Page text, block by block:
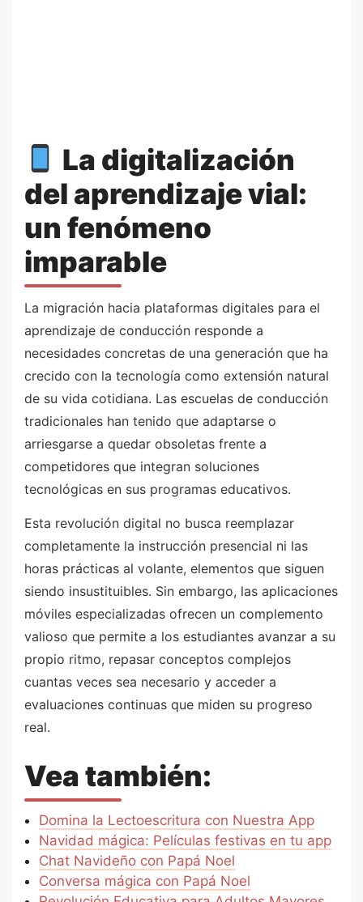
La digitalización
del aprendizaje vial:
un fenómeno
imparable
La migración hacia plataformas digitales para el
aprendizaje de conducción responde a
necesidades concretas de una generación que ha
crecido con la tecnología como extensión natural
de su vida cotidiana. Las escuelas de conducción
tradicionales han tenido que adaptarse o
arriesgarse a quedar obsoletas frente a
competidores que integran soluciones
tecnológicas en sus programas educativos.
Esta revolución digital no busca reemplazar
completamente la instrucción presencial ni las
horas prácticas al volante, elementos que siguen
siendo insustituibles. Sin embargo, las aplicaciones
móviles especializadas ofrecen un complemento
valioso que permite a los estudiantes avanzar a su
propio ritmo, repasar conceptos complejos
cuantas veces sea necesario y acceder a
evaluaciones continuas que miden su progreso
real.
Vea también:
Domina la Lectoescritura con Nuestra App
Navidad mágica: Películas festivas en tu app
Chat Navideño con Papá Noel
Conversa mágica con Papá Noel